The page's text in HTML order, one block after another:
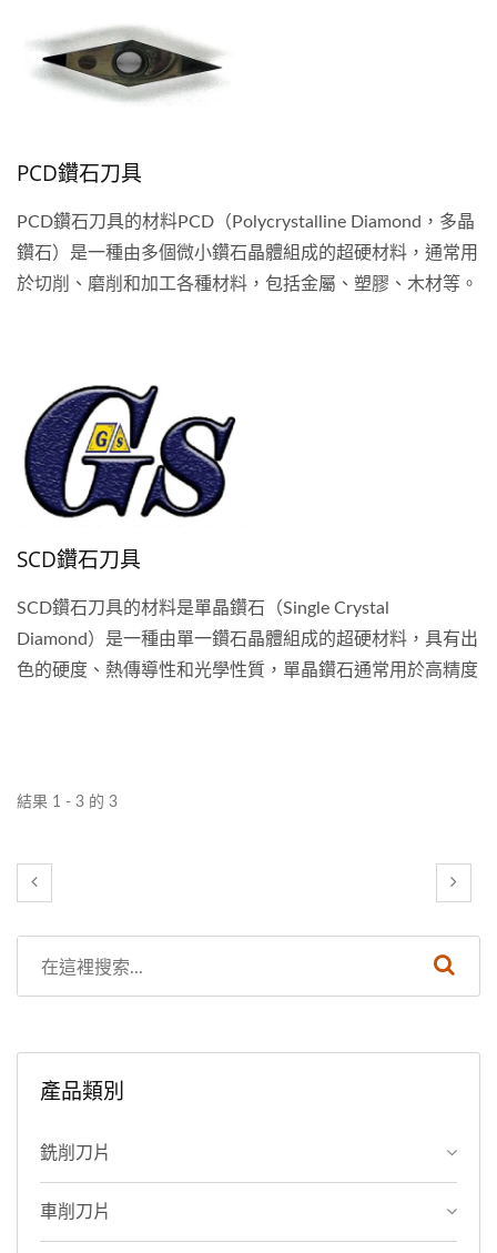
在金屬切削領域具有重要地位，特別是在高硬度材料的加工
中，能彌補及克服鎢鋼的不足。
PCD鑽石刀具
PCD鑽石刀具的材料PCD（Polycrystalline Diamond，多晶
鑽石）是一種由多個微小鑽石晶體組成的超硬材料，通常用
於切削、磨削和加工各種材料，包括金屬、塑膠、木材等。
要應用在金屬加工、塑膠加工、木材加工…等領域，由於其
特性太硬了，故刀刃只要有撞擊就容易缺刃，而其成本通常
昂貴，故使用最多的是在加工複合材料上，比如碳纖維及玻
璃纖維…等。
SCD鑽石刀具
SCD鑽石刀具的材料是單晶鑽石（Single Crystal
Diamond）是一種由單一鑽石晶體組成的超硬材料，具有出
色的硬度、熱傳導性和光學性質，單晶鑽石通常用於高精度
度、優異的熱傳導性和優越的光學性能，單晶鑽石是地球上
晶鑽石上，需要高度專業的技術和設備，因此成本較高。然
結果 1 - 3 的 3
產品類別
銑削刀片
車削刀片